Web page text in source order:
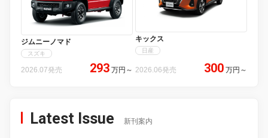
ジムニーノマド
スズキ
2026.07発売 293 万円 ～
キックス
日産
2026.06発売 300 万円 ～
Latest Issue 新刊案内